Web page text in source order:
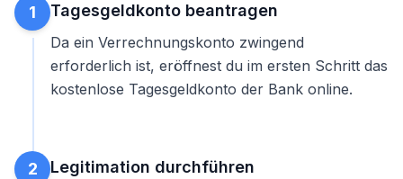
1 Tagesgeldkonto beantragen
Da ein Verrechnungskonto zwingend
erforderlich ist, eröffnest du im ersten Schritt das
kostenlose Tagesgeldkonto der Bank online.
2 Legitimation durchführen